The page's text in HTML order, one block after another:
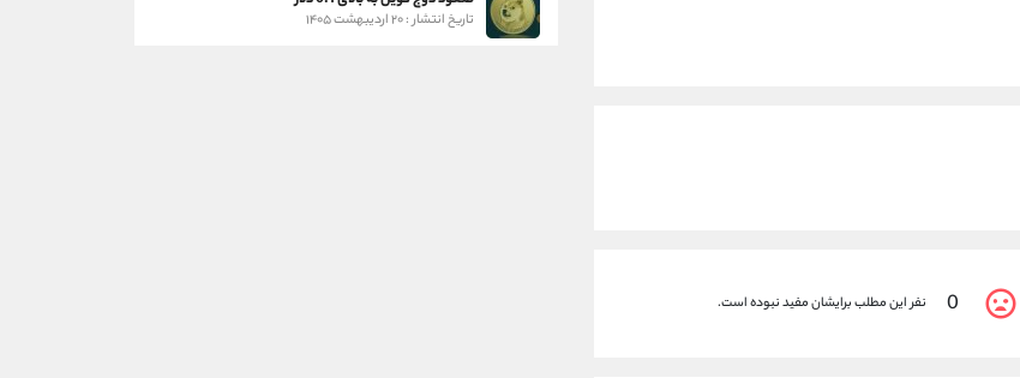
0 نفر این مطلب برایشان مفید نبوده است.
تاریخ انتشار : ۲۰ اردیبهشت ۱۴۰۵